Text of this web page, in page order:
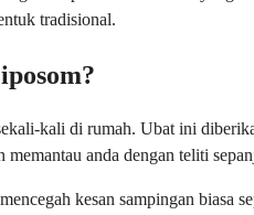
tradisional.
kali di rumah. Ubat ini
memantau anda dengan teliti
kesan sampingan